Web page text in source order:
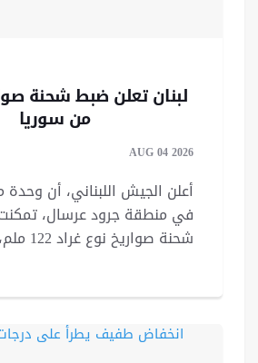
لبنان تعلن ضبط شحنة
من سوريا
AUG 04 2026
أعلن الجيش اللبناني، أن
في منطقة جرود عرسال،
شحنة صواريخ نوع غراد 122 ملم،...